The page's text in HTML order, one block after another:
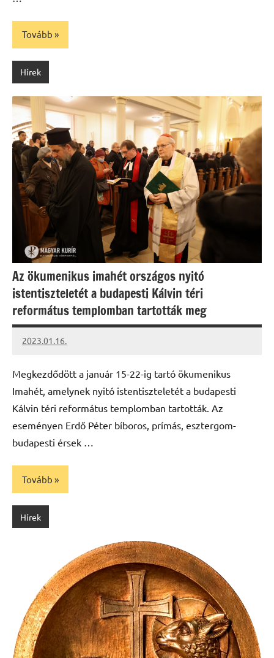
Tovább
Hírek
Az ökumenikus imahét országos nyitó
istentiszteletét a budapesti Kálvin téri
református templomban tartották meg
2023.01.16.
kovacs.agi
Megkezdődött a január 15-22-ig tartó ökumenikus
Imahét, amelynek nyitó istentiszteletét a budapesti
Kálvin téri református templomban tartották. Az
eseményen Erdő Péter bíboros, prímás, esztergom-
budapesti érsek …
Tovább
Hírek